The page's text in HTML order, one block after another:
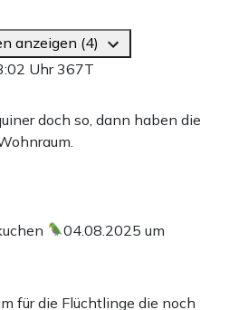
anzeigen (4)
Uhr367T
doch so, dann haben die
04.08.2025 um
für die Flüchtlinge die noch